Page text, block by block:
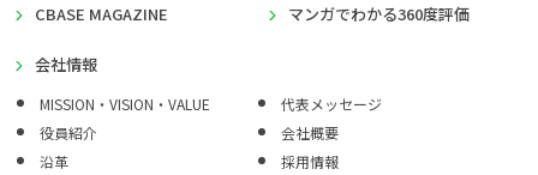
CBASE MAGAZINE
マンガでわかる360度評価
会社情報
MISSION・VISION・VALUE
代表メッセージ
役員紹介
会社概要
沿革
採用情報